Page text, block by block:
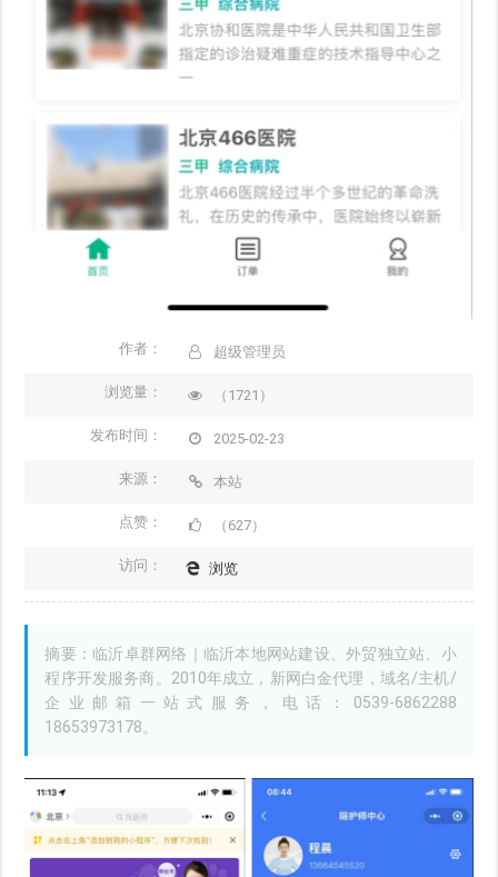
作者： 超级管理员
浏览量： （1721）
发布时间： 2025-02-23
来源： 本站
点赞： （627）
访问： 浏览
摘要：临沂卓群网络｜临沂本地网站建设、外贸独立站、小
程序开发服务商。2010年成立，新网白金代理，域名/主机/
企业邮箱一站式服务，电话：0539-6862288
18653973178。